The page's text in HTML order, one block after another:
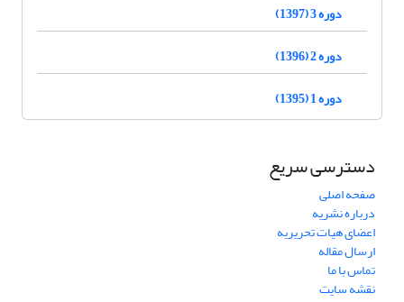
دوره 3 (1397)
دوره 2 (1396)
دوره 1 (1395)
دسترسی سریع
صفحه اصلی
درباره نشریه
اعضای هیات تحریریه
ارسال مقاله
تماس با ما
نقشه سایت